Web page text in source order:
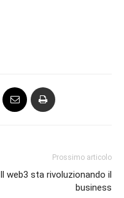
Prossimo articolo
Il web3 sta rivoluzionando il
business